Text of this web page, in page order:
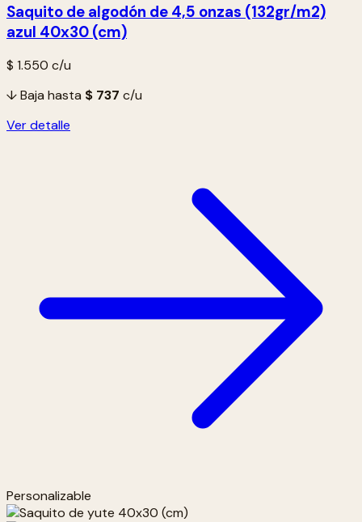
Saquito de algodón de 4,5 onzas (132gr/m2)
azul 40x30 (cm)
$ 1.550 c/u
↓ Baja hasta $ 737 c/u
Ver detalle
Personalizable